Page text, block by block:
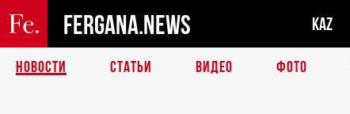
FERGANA.NEWS KAZ
НОВОСТИ СТАТЬИ ВИДЕО ФОТО